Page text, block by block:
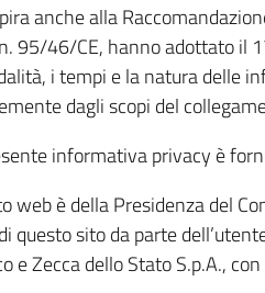
anche alla
95/46/CE, hanno adottato il
i tempi e la natura delle
dagli scopi del
informativa privacy è
web è della Presidenza del
questo sito da parte
e Zecca dello Stato S.p.A.,